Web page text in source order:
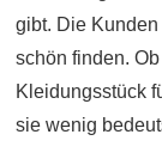
gibt. Die
schön finden.
Kleidungsstück
sie wenig